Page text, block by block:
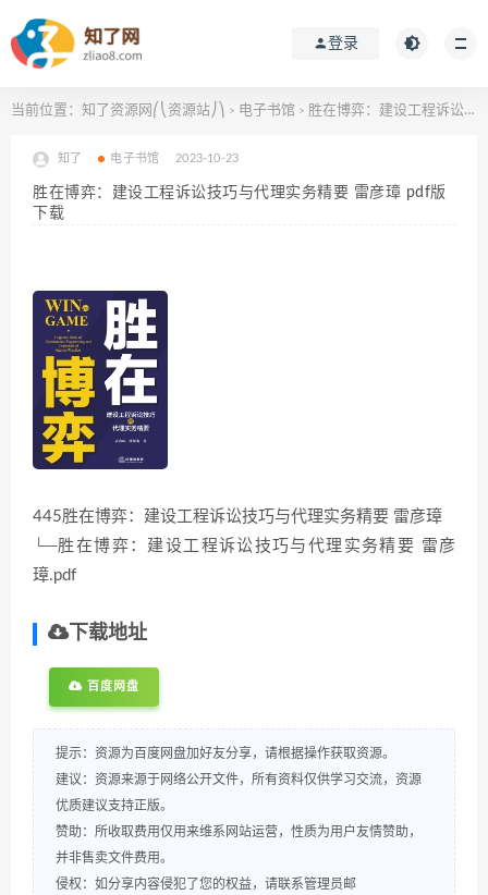
登录
当前位置： 知了资源网⎛⎝资源站⎠⎞ > 电子书馆 > 胜在博弈：建设工程诉讼技巧与代理实务精要 雷彦璋 pdf版下载
知了 电子书馆 2023-10-23
胜在博弈：建设工程诉讼技巧与代理实务精要 雷彦璋 pdf版
下载
445胜在博弈：建设工程诉讼技巧与代理实务精要 雷彦璋
└─胜在博弈：建设工程诉讼技巧与代理实务精要 雷彦
璋.pdf
下载地址
百度网盘
提示：资源为百度网盘加好友分享，请根据操作获取资源。
建议：资源来源于网络公开文件，所有资料仅供学习交流，资源
优质建议支持正版。
赞助：所收取费用仅用来维系网站运营，性质为用户友情赞助，
并非售卖文件费用。
侵权：如分享内容侵犯了您的权益，请联系管理员邮